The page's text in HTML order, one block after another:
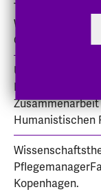
Theoriekritik für
Wirtschaft,
Universität:
Institut für
Humanistischen
Kopenhagen.